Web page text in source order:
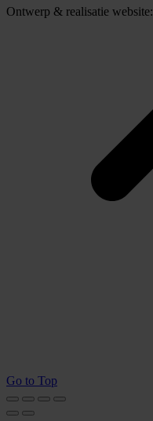
Ontwerp & realisatie website:
Go to Top